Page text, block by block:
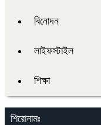
বিনোদন
লাইফস্টাইল
শিক্ষা
শিরোনামঃ